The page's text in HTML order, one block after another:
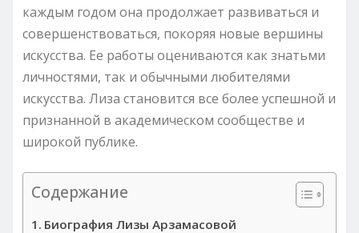
каждым годом она продолжает развиваться и
совершенствоваться, покоряя новые вершины
искусства. Ее работы оцениваются как знатьми
личностями, так и обычными любителями
искусства. Лиза становится все более успешной и
признанной в академическом сообществе и
широкой публике.
Содержание
Биография Лизы Арзамасовой